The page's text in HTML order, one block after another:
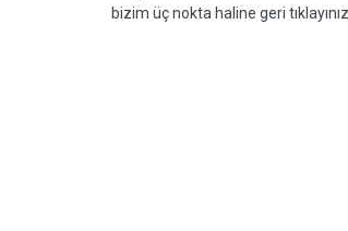
bizim üç nokta haline geri tıklayınız